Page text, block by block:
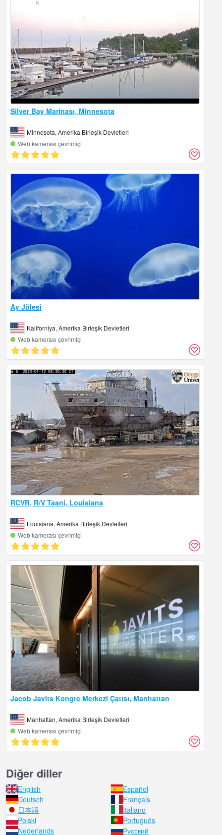
Silver Bay Marinası, Minnesota
Minnesota, Amerika Birleşik Devletleri
Web kamerası çevrimiçi
Ay Jölesi
Kaliforniya, Amerika Birleşik Devletleri
Web kamerası çevrimiçi
RCVR, R/V Taani, Louisiana
Louisiana, Amerika Birleşik Devletleri
Web kamerası çevrimiçi
Jacob Javits Kongre Merkezi Çatısı, Manhattan
Manhattan, Amerika Birleşik Devletleri
Web kamerası çevrimiçi
Diğer diller
English
Español
Deutsch
Français
日本語
Italiano
Polski
Português
Nederlands
Русский